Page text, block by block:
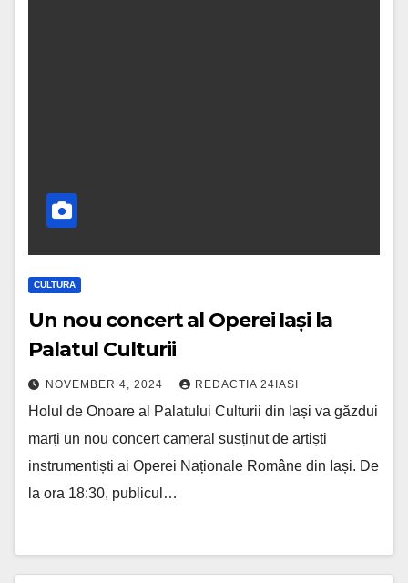
CULTURA
Un nou concert al Operei Iași la
Palatul Culturii
NOVEMBER 4, 2024 REDACTIA 24IASI
Holul de Onoare al Palatului Culturii din Iași va găzdui
marți un nou concert cameral susținut de artiști
instrumentiști ai Operei Naționale Române din Iași. De
la ora 18:30, publicul…